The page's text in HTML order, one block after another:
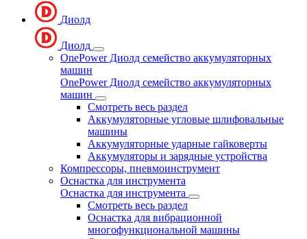
Диолд
Диолд
OnePower Диолд семейство аккумуляторных
машин
OnePower Диолд семейство аккумуляторных
машин
Смотреть весь раздел
Аккумуляторные угловые шлифовальные
машины
Аккумуляторные ударные гайковерты
Аккумуляторы и зарядные устройства
Компрессоры, пневмоинструмент
Оснастка для инструмента
Оснастка для инструмента
Смотреть весь раздел
Оснастка для вибрационной
многофункциональной машины